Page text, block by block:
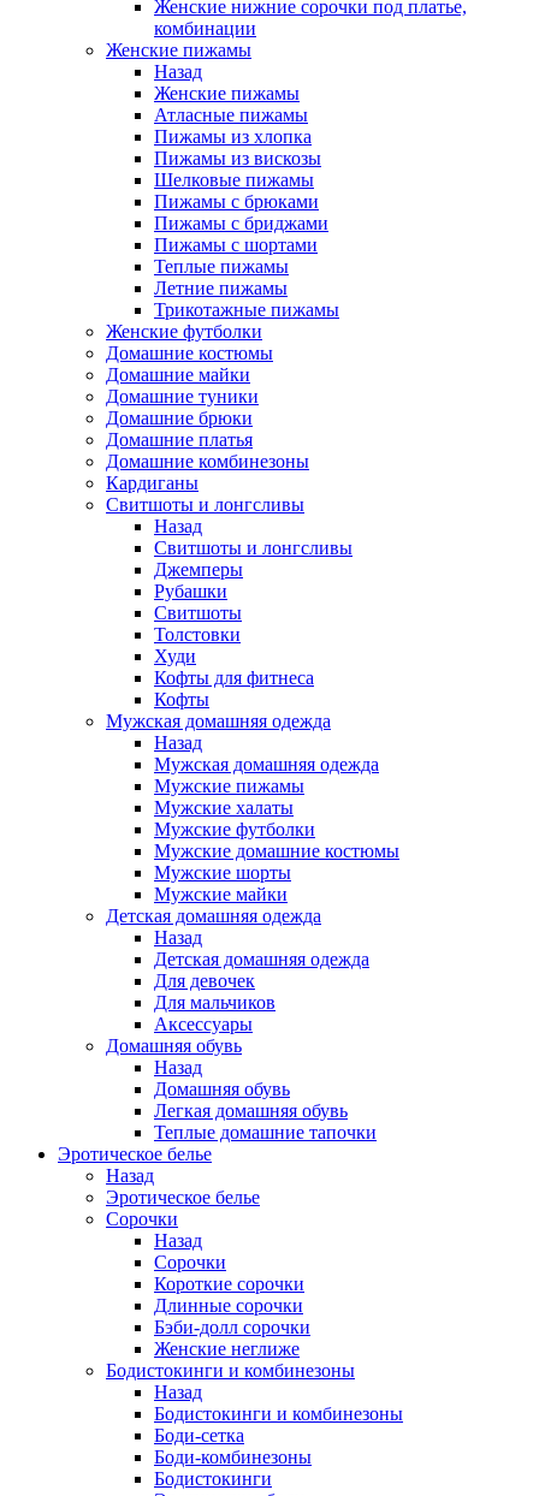
Женские нижние сорочки под платье,
комбинации
Женские пижамы
Назад
Женские пижамы
Атласные пижамы
Пижамы из хлопка
Пижамы из вискозы
Шелковые пижамы
Пижамы с брюками
Пижамы с бриджами
Пижамы с шортами
Теплые пижамы
Летние пижамы
Трикотажные пижамы
Женские футболки
Домашние костюмы
Домашние майки
Домашние туники
Домашние брюки
Домашние платья
Домашние комбинезоны
Кардиганы
Свитшоты и лонгсливы
Назад
Свитшоты и лонгсливы
Джемперы
Рубашки
Свитшоты
Толстовки
Худи
Кофты для фитнеса
Кофты
Мужская домашняя одежда
Назад
Мужская домашняя одежда
Мужские пижамы
Мужские халаты
Мужские футболки
Мужские домашние костюмы
Мужские шорты
Мужские майки
Детская домашняя одежда
Назад
Детская домашняя одежда
Для девочек
Для мальчиков
Аксессуары
Домашняя обувь
Назад
Домашняя обувь
Легкая домашняя обувь
Теплые домашние тапочки
Эротическое белье
Назад
Эротическое белье
Сорочки
Назад
Сорочки
Короткие сорочки
Длинные сорочки
Бэби-долл сорочки
Женские неглиже
Бодистокинги и комбинезоны
Назад
Бодистокинги и комбинезоны
Боди-сетка
Боди-комбинезоны
Бодистокинги